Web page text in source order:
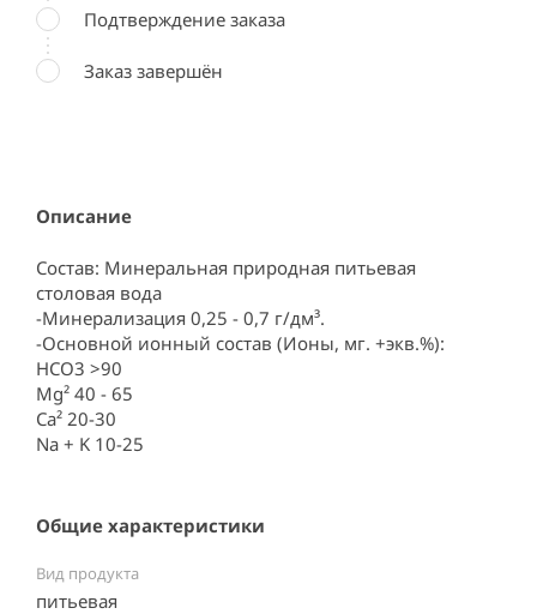
Описание
Состав: Минеральная природная питьевая
столовая вода
-Минерализация 0,25 - 0,7 г/дм³.
-Основной ионный состав (Ионы, мг. +экв.%):
НСО3 >90
Mg² 40 - 65
Ca² 20-30
Na + K 10-25
Общие характеристики
Вид продукта
питьевая
Подтверждение заказа
Заказ завершён